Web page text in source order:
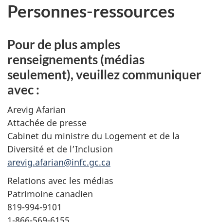
Personnes-ressources
Pour de plus amples
renseignements (médias
seulement), veuillez communiquer
avec :
Arevig Afarian
Attachée de presse
Cabinet du ministre du Logement et de la
Diversité et de l’Inclusion
arevig.afarian@infc.gc.ca
Relations avec les médias
Patrimoine canadien
819-994-9101